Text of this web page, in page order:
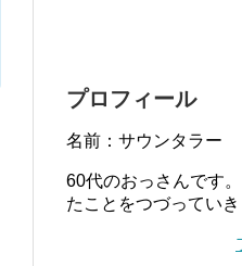
プロフィール
名前：サウンタラー
60代のおっさんです
たことをつづっていき